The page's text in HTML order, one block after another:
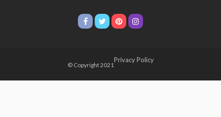
© Copyright 2021
Privacy Policy